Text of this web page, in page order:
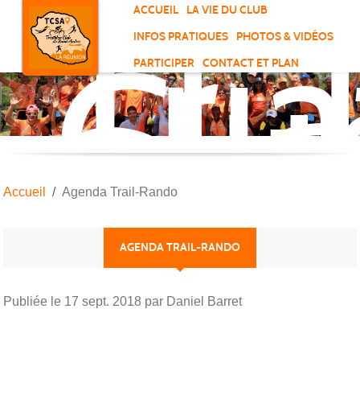
ACCUEIL
LA VIE DU CLUB
INFOS PRATIQUES
PHOTOS & VIDÉOS
PARTICIPER
CONTACT ET PLAN
de
Accueil Agenda Trail-Rando
AGENDA TRAIL-RANDO
Publiée le 17 sept. 2018 par Daniel Barret
Panneau de gestion des cookies